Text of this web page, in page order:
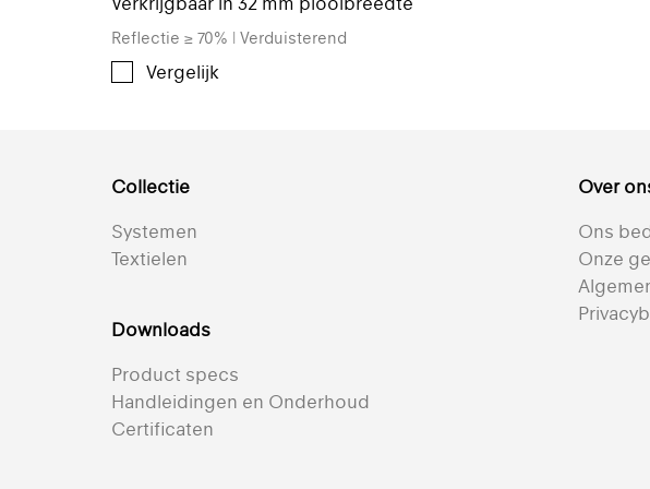
Reflectie ≥ 70% | Verduisterend
Vergelijk
Collectie
Systemen
Textielen
Downloads
Product specs
Handleidingen en Onderhoud
Certificaten
Over
Ons
Onze